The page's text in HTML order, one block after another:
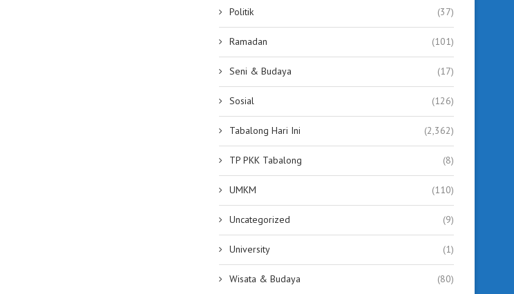
Politik (37)
Ramadan (101)
Seni & Budaya (17)
Sosial (126)
Tabalong Hari Ini (2,362)
TP PKK Tabalong (8)
UMKM (110)
Uncategorized (9)
University (1)
Wisata & Budaya (80)